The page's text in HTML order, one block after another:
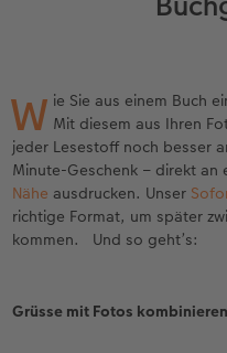
CEWE
Einband
Erste
Matte
Fotosets
Photo
hexxas
Acrylglas
Alu
Weitere
Schule &
Haustiere
Faber-
Zum
für
Hochzeit
App
W ie Sie aus einem Buch
Mit diesem aus Ihren
jeder Lesestoff noch besser
Minute-Geschenk – direkt an
Nähe ausdrucken. Unser
richtige Format, um später
kommen. Und so geht’s:
Grüsse mit Fotos kombinieren